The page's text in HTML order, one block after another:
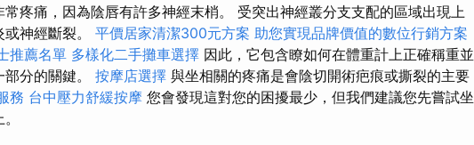
疼痛，因為陰唇有許多神經末梢。 受突出神經叢分支支配的區域出現上
神經斷裂。 平價居家清潔300元方案 助您實現品牌價值的數位行銷方案
推薦名單 多樣化二手攤車選擇 因此，它包含瞭如何在體重計上正確稱重並
分的關鍵。 按摩店選擇 與坐相關的疼痛是會陰切開術疤痕或撕裂的主要
務 台中壓力舒緩按摩 您會發現這對您的困擾最少，但我們建議您先嘗試坐